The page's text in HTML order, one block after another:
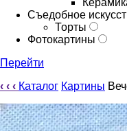
Съедобное
Торты
Фотокартины
Перейти
‹ ‹ ‹ Каталог Картины